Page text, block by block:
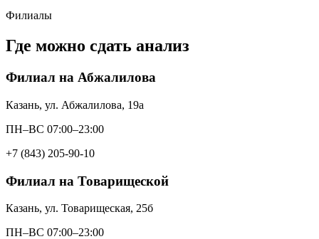
Филиалы
Где можно сдать анализ
Филиал на Абжалилова
Казань, ул. Абжалилова, 19а
ПН–ВС 07:00–23:00
+7 (843) 205-90-10
Филиал на Товарищеской
Казань, ул. Товарищеская, 25б
ПН–ВС 07:00–23:00